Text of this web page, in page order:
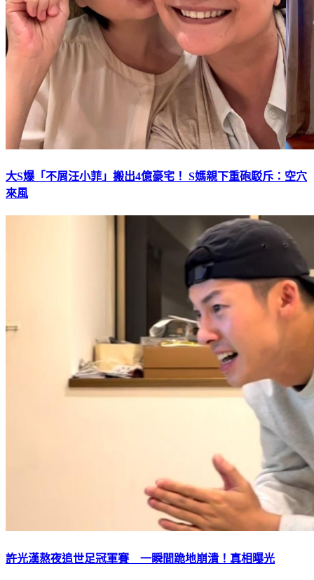
大S爆「不屑汪小菲」搬出4億豪宅！ S媽親下重砲駁斥：空穴
來風
許光漢熬夜追世足冠軍賽 一瞬間跪地崩潰！真相曝光